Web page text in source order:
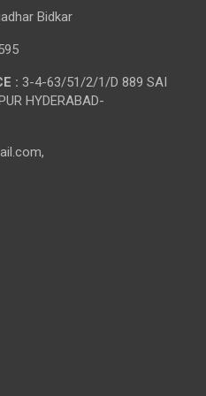
Bidkar
: 3-4-63/51/2/1/D 889 SAI
HYDERABAD-